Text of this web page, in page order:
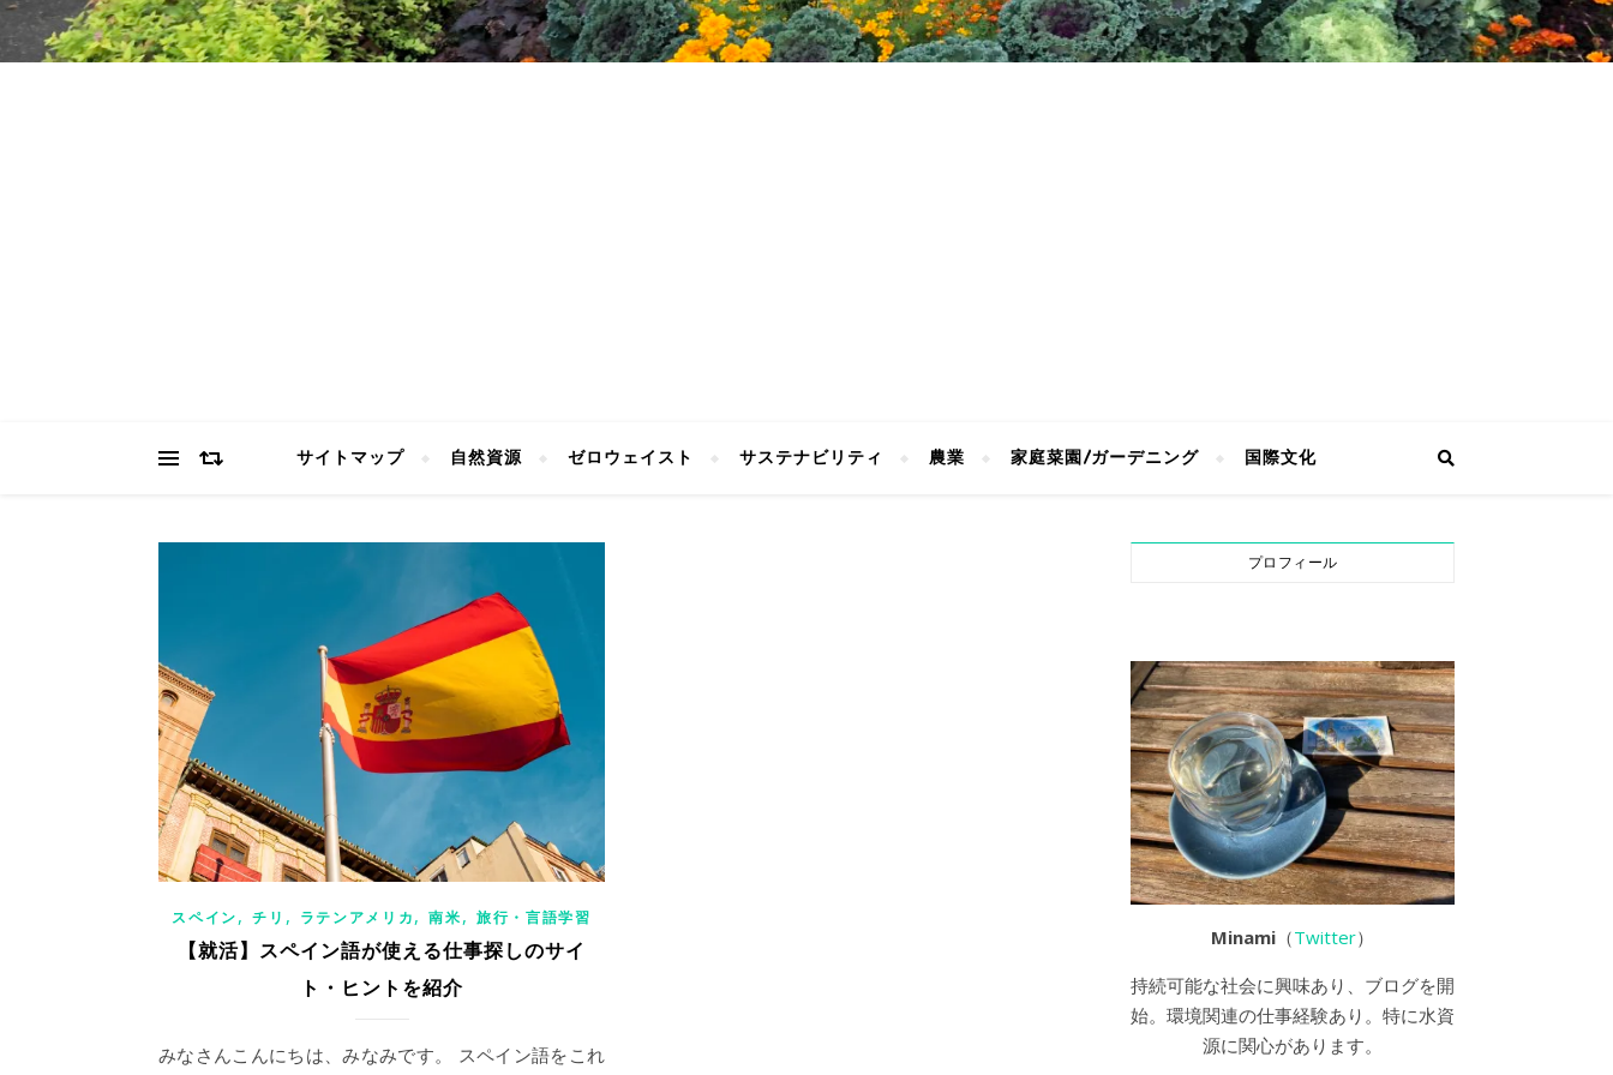
サイトマップ 自然資源 ゼロウェイスト サステナビリティ 農業 家庭菜園/ガーデニング 国際文化
スペイン,チリ , ラテンアメリカ,南米, 旅行・言語学習
【就活】スペイン語が使える仕事探しのサイ
ト・ヒントを紹介
みなさんこんにちは、みなみです。 スペイン語をこれ
プロフィール
Minami （Twitter）
持続可能な社会に興味あり、ブログを開
始。環境関連の仕事経験あり。特に水資
源に関心があります。